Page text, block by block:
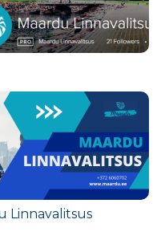
nagu
aitavad kogukonnal
elanike huve.
kultuuriüritused
Linna elanike
Maardule
nii
üritused.
avatuse ja
kombeks üksteist
kui ka
Linnavalitsus